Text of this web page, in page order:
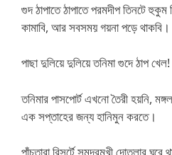
গুদ ঠাপাতে ঠাপাতে পরমদীপ তিনটে হুকুম
কামাবি, আর সবসময় গয়না পড়ে থাকবি।
পাছা দুলিয়ে দুলিয়ে তনিমা গুদে ঠাপ খেল!
তনিমার পাসপোর্ট এখনো তৈরী হয়নি,
এক সপ্তাহের জন্য হানিমুন করতে।